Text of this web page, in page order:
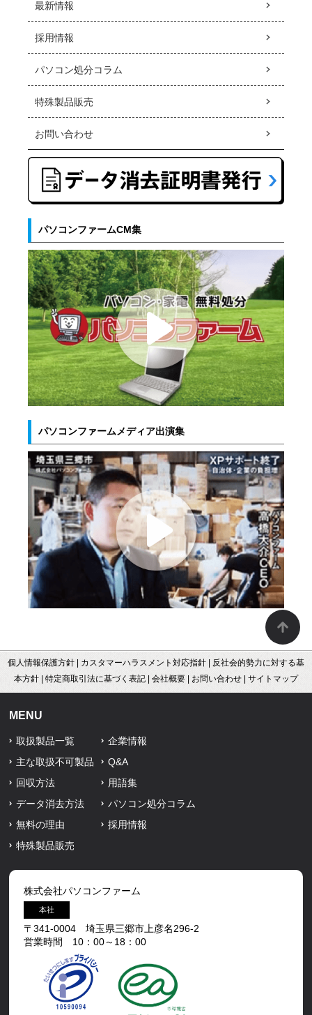
最新情報
採用情報
パソコン処分コラム
特殊製品販売
お問い合わせ
パソコンファームCM集
パソコンファームメディア出演集
個人情報保護方針 カスタマーハラスメント対応指針
反社会的勢力に対する基
本方針
特定商取引法に基づく表記 会社概要 お問い合わせ サイトマップ
MENU
取扱製品一覧
主な取扱不可製品
回収方法
データ消去方法
無料の理由
特殊製品販売
企業情報
Q&A
用語集
パソコン処分コラム
採用情報
株式会社パソコンファーム
本社
〒341-0004 埼玉県三郷市上彦名296-2
営業時間 10：00～18：00